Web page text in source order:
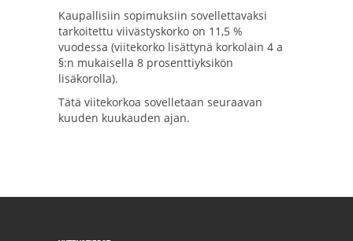
Kaupallisiin sopimuksiin sovellettavaksi
tarkoitettu viivästyskorko on 11,5 %
vuodessa (viitekorko lisättynä korkolain 4 a
§:n mukaisella 8 prosenttiyksikön
lisäkorolla).
Tätä viitekorkoa sovelletaan seuraavan
kuuden kuukauden ajan.